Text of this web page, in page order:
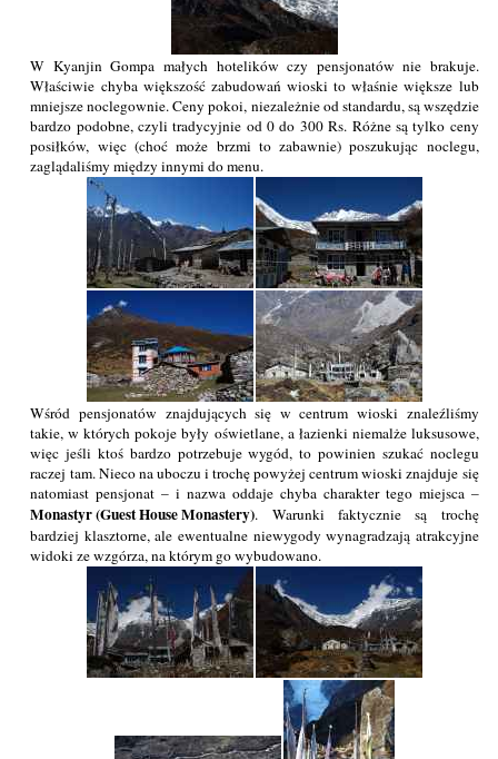
W Kyanjin Gompa małych hotelików czy pensjonatów nie brakuje.
Właściwie chyba większość zabudowań wioski to właśnie większe lub
mniejsze noclegownie. Ceny pokoi, niezależnie od standardu, są wszędzie
bardzo podobne, czyli tradycyjnie od 0 do 300 Rs. Różne są tylko ceny
posiłków, więc (choć może brzmi to zabawnie) poszukując noclegu,
zaglądaliśmy między innymi do menu.
Wśród pensjonatów znajdujących się w centrum wioski znaleźliśmy
takie, w których pokoje były oświetlane, a łazienki niemalże luksusowe,
więc jeśli ktoś bardzo potrzebuje wygód, to powinien szukać noclegu
raczej tam. Nieco na uboczu i trochę powyżej centrum wioski znajduje się
natomiast pensjonat – i nazwa oddaje chyba charakter tego miejsca –
Monastyr (Guest House Monastery). Warunki faktycznie są trochę
bardziej klasztorne, ale ewentualne niewygody wynagradzają atrakcyjne
widoki ze wzgórza, na którym go wybudowano.